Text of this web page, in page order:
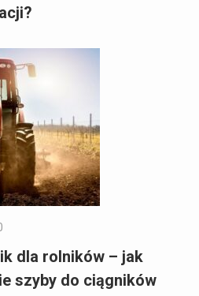
dla rolników – jak
szyby do ciągników